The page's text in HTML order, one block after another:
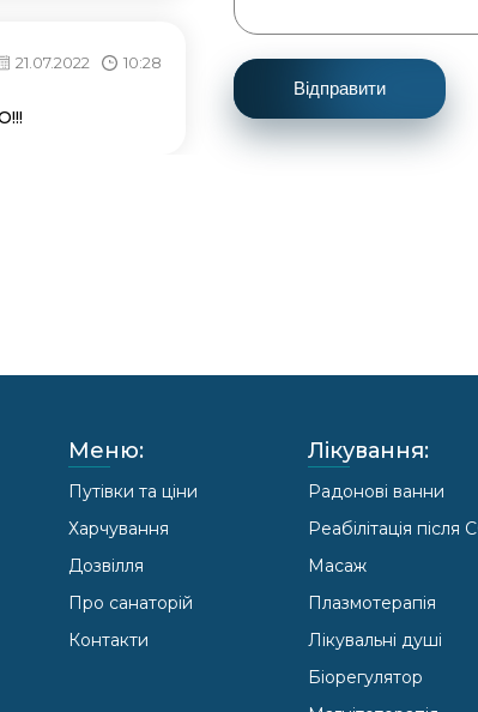
21.07.2022 10:28
Меню:
Путівки та ціни
Харчування
Дозвілля
Про санаторій
Контакти
Лікування:
Радонові ванни
Реабілітація після
Масаж
Плазмотерапія
Лікувальні душі
Біорегулятор